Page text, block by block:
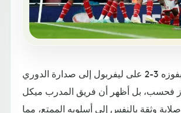
لم يعد أرسنال بفوزه 3-2 على ليفربول إلى صدارة الدوري
فحسب، بل أظهر أن فريق المدرب ميكل
وثقة بالنفس إلى أسلوبه الممتع، مما